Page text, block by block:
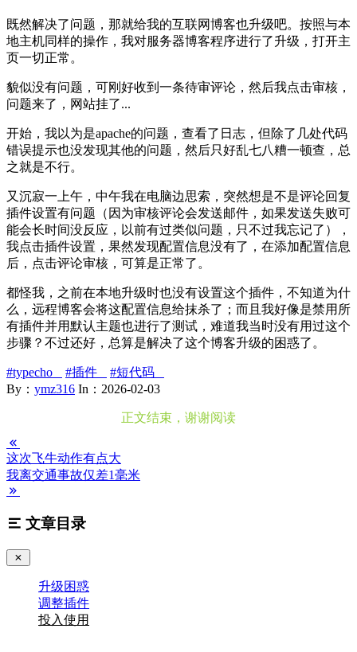
既然解决了问题，那就给我的互联网博客也升级吧。按照与本
地主机同样的操作，我对服务器博客程序进行了升级，打开主
页一切正常。
貌似没有问题，可刚好收到一条待审评论，然后我点击审核，
问题来了，网站挂了...
开始，我以为是apache的问题，查看了日志，但除了几处代码
错误提示也没发现其他的问题，然后只好乱七八糟一顿查，总
之就是不行。
又沉寂一上午，中午我在电脑边思索，突然想是不是评论回复
插件设置有问题（因为审核评论会发送邮件，如果发送失败可
能会长时间没反应，以前有过类似问题，只不过我忘记了），
我点击插件设置，果然发现配置信息没有了，在添加配置信息
后，点击评论审核，可算是正常了。
都怪我，之前在本地升级时也没有设置这个插件，不知道为什
么，远程博客会将这配置信息给抹杀了；而且我好像是禁用所
有插件并用默认主题也进行了测试，难道我当时没有用过这个
步骤？不过还好，总算是解决了这个博客升级的困惑了。
#typecho #插件
#短代码
By： ymz316 In： 2026-02-03
这次飞牛动作有点大
我离交通事故仅差1毫米
文章目录
升级困惑
调整插件
投入使用